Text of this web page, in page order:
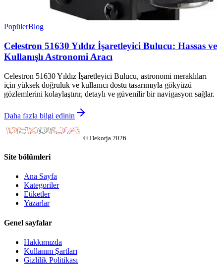
PopülerBlog
Celestron 51630 Yıldız İşaretleyici Bulucu: Hassas ve
Kullanışlı Astronomi Aracı
Celestron 51630 Yıldız İşaretleyici Bulucu, astronomi meraklıları
için yüksek doğruluk ve kullanıcı dostu tasarımıyla gökyüzü
gözlemlerini kolaylaştırır, detaylı ve güvenilir bir navigasyon sağlar.
Daha fazla bilgi edinin
© Dekorja 2026
Site bölümleri
Ana Sayfa
Kategoriler
Etiketler
Yazarlar
Genel sayfalar
Hakkımızda
Kullanım Şartları
Gizlilik Politikası